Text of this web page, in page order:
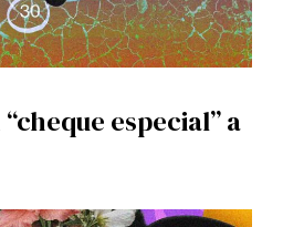
especial” a